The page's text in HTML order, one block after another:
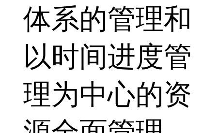
体系的管理和
以时间进度管
理为中心的资